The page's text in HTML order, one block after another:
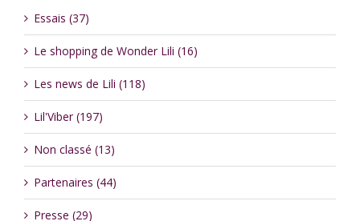
Essais (37)
Le shopping de Wonder Lili (16)
Les news de Lili (118)
Lil'Viber (197)
Non classé (13)
Partenaires (44)
Presse (29)